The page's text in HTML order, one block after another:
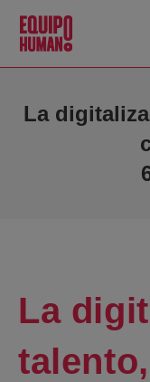
La
La